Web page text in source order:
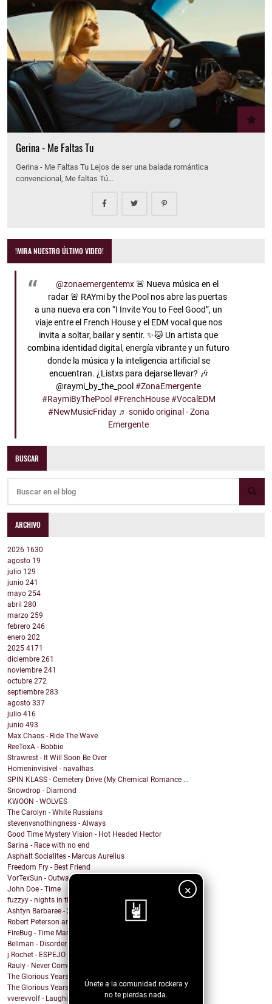
×
Únete a la comunidad rockera y
no te pierdas nada.
Gerina - Me Faltas Tu
Gerina - Me Faltas Tu Lejos de ser una balada romántica
convencional, Me faltas Tú…
!MIRA NUESTRO ÚLTIMO VIDEO!
@zonaemergentemx🚨 Nueva música en el
radar 🚨 RAYmi by the Pool nos abre las puertas
a una nueva era con “I Invite You to Feel Good”, un
viaje entre el French House y el EDM vocal que nos
invita a soltar, bailar y sentir. ✨🐱 Un artista que
combina identidad digital, energía vibrante y un futuro
donde la música y la inteligencia artificial se
encuentran. ¿Listxs para dejarse llevar? 🎶
@raymi_by_the_pool#ZonaEmergente
#RaymiByThePool #FrenchHouse #VocalEDM
#NewMusicFriday ♬ sonido original - Zona
Emergente
BUSCAR
ARCHIVO
2026 1630
agosto 19
julio 129
junio 241
mayo 254
abril 280
marzo 259
febrero 246
enero 202
2025 4171
diciembre 261
noviembre 241
octubre 272
septiembre 283
agosto 337
julio 416
junio 493
Max Chaos - Ride The Wave
ReeToxA - Bobbie
Strawrest - It Will Soon Be Over
Homeninvisivel - navalhas
SPIN KLASS - Cemetery Drive (My Chemical Romance ...
Snowdrop - Diamond
KWOON - WOLVES
The Carolyn - White Russians
stevenvsnothingness - Always
Good Time Mystery Vision - Hot Headed Hector
Sarina - Race with no end
Asphalt Socialites - Marcus Aurelius
Freedom Fry - Best Friend
VorTexSun - Outward Spinning
John Doe - Time
fuzzyy - nights in the basement ft. long beard
Ashtyn Barbaree - 2am Shadow (Piano Version)
Robert Peterson and The Crusade - Of All The World
FireBug - Time Marches On
Bellman - Disorder
j.Rochet - ESPEJO
Rauly - Never Come Back
The Glorious Years - Cosmic Behaviour
The Glorious Years - Sweet Imperfections
vverevvolf - Laughing Til I Cry